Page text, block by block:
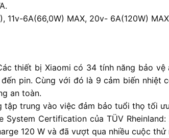
11v-6A(66,0W) MAX, 20v- 6A(120W)
thiết bị Xiaomi có 34 tính năng bảo
pin. Cùng với đó là 9 cảm biến
an toàn.
tập trung vào việc đảm bảo tuổi thọ tối
System Certification của TÜV
120 W và đã vượt qua nhiều cuộc thử